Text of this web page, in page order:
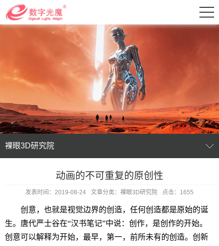
裸眼3D研究院
动画的不可重复的原创性
发表时间：2019-08-24 文章分类：裸眼3D研究院 点击：1655
创意，也就是视觉边界的创造，任何创造都是原始的诞
生。唐代严士谷在“汉书笔记”中说：创作，是创作的开始。
创意可以解释为开始，最早，第一，前所未有的创造。创新